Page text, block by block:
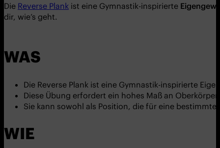
Die Reverse Plank ist eine Gymnastik-inspirierte
dir, wie’s geht.
WAS
Die Reverse Plank ist eine Gymnastik-inspirierte
Diese Übung erfordert ein hohes Maß an
Sie kann sowohl als Position, die für eine
WIE